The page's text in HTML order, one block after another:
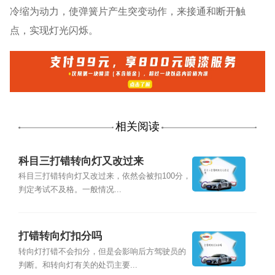
冷缩为动力，使弹簧片产生突变动作，来接通和断开触
点，实现灯光闪烁。
相关阅读
科目三打错转向灯又改过来
科目三打错转向灯又改过来，依然会被扣100分，
判定考试不及格。一般情况...
打错转向灯扣分吗
转向灯打错不会扣分，但是会影响后方驾驶员的
判断。和转向灯有关的处罚主要...